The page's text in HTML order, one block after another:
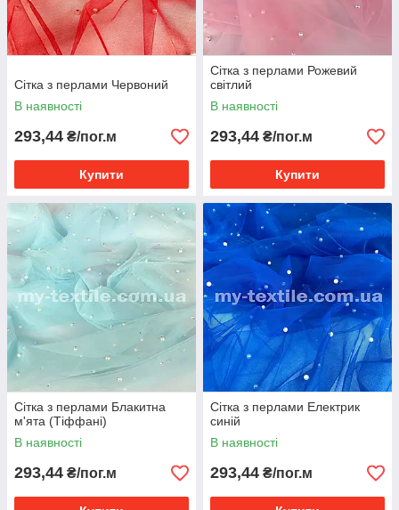
Сітка з перлами Червоний
В наявності
293,44 ₴/пог.м
Купити
Сітка з перлами Рожевий
світлий
В наявності
293,44 ₴/пог.м
Купити
Сітка з перлами Блакитна
м'ята (Тіффані)
В наявності
293,44 ₴/пог.м
Сітка з перлами Електрик
синій
В наявності
293,44 ₴/пог.м